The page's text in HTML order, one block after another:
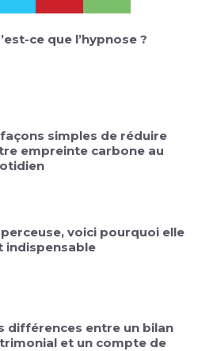
ce que l’hypnose ?
façons simples de réduire
empreinte carbone au
perceuse, voici pourquoi elle
indispensable
différences entre un bilan
et un compte de